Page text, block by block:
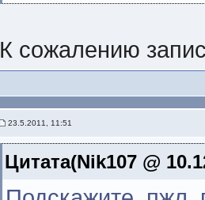
К сожалению
23.5.2011, 11:51
Цитата(Nik107 @